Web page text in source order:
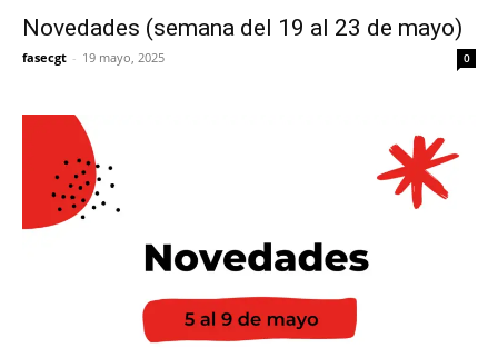
Novedades (semana del 19 al 23 de mayo)
fasecgt - 19 mayo, 2025 0